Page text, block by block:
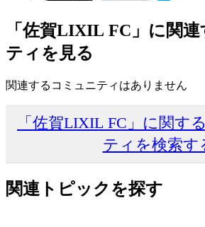
「佐賀LIXIL FC」に関
ティを見る
関連するコミュニティはありません
「佐賀LIXIL FC」に関す
ティを検索す
関連トピックを探す